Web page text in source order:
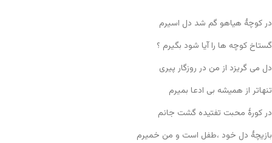
در کوچۀ هیاهو گم شد دل اسیرم
گستاخ کوچه ها را آیا شود بگیرم ؟
دل می گریزد از من در روزگار پیری
تنهاتر از همیشه بی ادعا بمیرم
در کورۀ محبت تفتیده گشت جانم
بازیچۀ دل خود ،طفل است و من خمیرم